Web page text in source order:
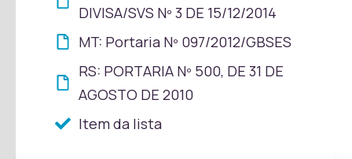
DIVISA/SVS Nº 3 DE 15/12/2014
MT: Portaria Nº 097/2012/GBSES
RS: PORTARIA Nº 500, DE 31 DE
AGOSTO DE 2010
Item da lista